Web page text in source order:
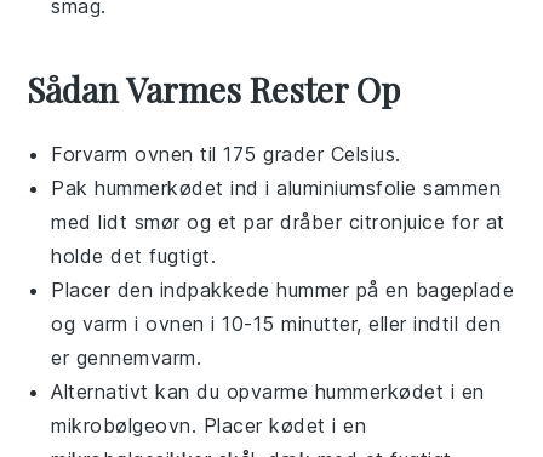
smag.
Sådan Varmes Rester Op
Forvarm ovnen til 175 grader Celsius.
Pakhummerkødet ind i aluminiumsfolie sammen
med lidt smør og et par dråber citronjuice for at
holde det fugtigt.
Placer den indpakkede hummer på en bageplade
og varm i ovnen i 10-15 minutter, eller indtil den
er gennemvarm.
Alternativt kan du opvarme hummerkødet i en
mikrobølgeovn. Placer kødet i en